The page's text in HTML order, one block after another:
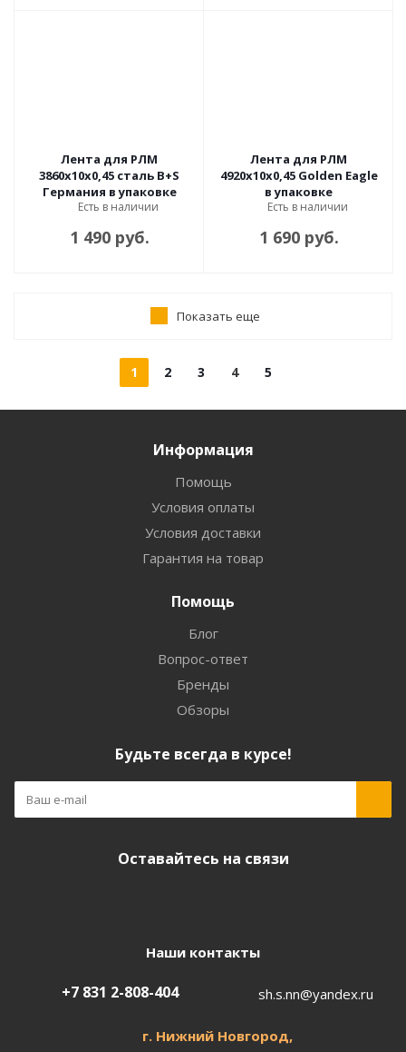
Лента для РЛМ
3860х10х0,45 сталь B+S
Германия в упаковке
Есть в наличии
1 490 руб.
Лента для РЛМ
4920х10х0,45 Golden Eagle
в упаковке
Есть в наличии
1 690 руб.
Показать еще
1 2 3 4 5
Информация
Помощь
Условия оплаты
Условия доставки
Гарантия на товар
Помощь
Блог
Вопрос-ответ
Бренды
Обзоры
Будьте всегда в курсе!
Оставайтесь на связи
Наши контакты
+7 831 2-808-404 sh.s.nn@yandex.ru
г. Нижний Новгород,